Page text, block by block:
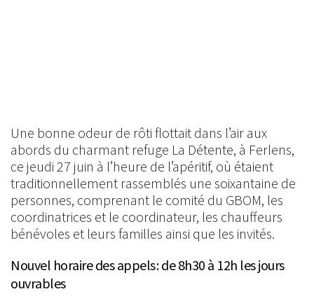
Une bonne odeur de rôti flottait dans l’air aux
abords du charmant refuge La Détente, à Ferlens,
ce jeudi 27 juin à l’heure de l’apéritif, où étaient
traditionnellement rassemblés une soixantaine de
personnes, comprenant le comité du GBOM, les
coordinatrices et le coordinateur, les chauffeurs
bénévoles et leurs familles ainsi que les invités.
Nouvel horaire des appels : de 8h30 à 12h les jours
ouvrables